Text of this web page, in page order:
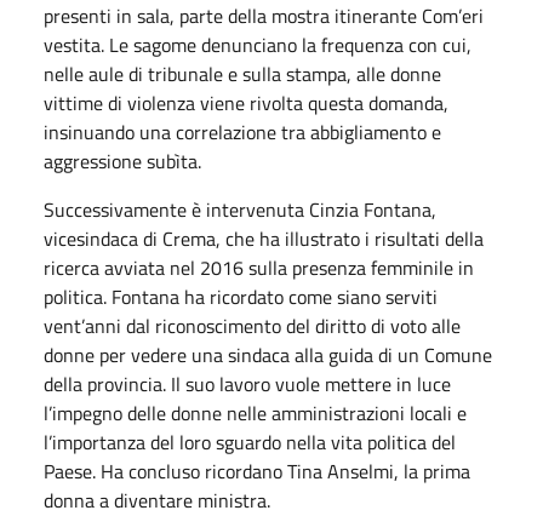
presenti in sala, parte della mostra itinerante Com’eri
vestita. Le sagome denunciano la frequenza con cui,
nelle aule di tribunale e sulla stampa, alle donne
vittime di violenza viene rivolta questa domanda,
insinuando una correlazione tra abbigliamento e
aggressione subìta.
Successivamente è intervenuta Cinzia Fontana,
vicesindaca di Crema, che ha illustrato i risultati della
ricerca avviata nel 2016 sulla presenza femminile in
politica. Fontana ha ricordato come siano serviti
vent’anni dal riconoscimento del diritto di voto alle
donne per vedere una sindaca alla guida di un Comune
della provincia. Il suo lavoro vuole mettere in luce
l’impegno delle donne nelle amministrazioni locali e
l’importanza del loro sguardo nella vita politica del
Paese. Ha concluso ricordano Tina Anselmi, la prima
donna a diventare ministra.